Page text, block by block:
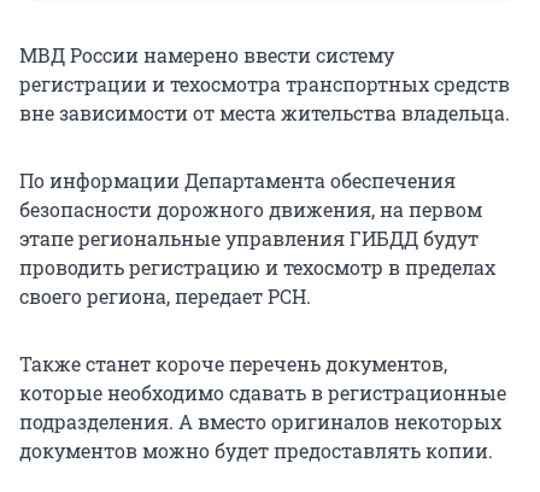
МВД России намерено ввести систему
регистрации и техосмотра транспортных средств
вне зависимости от места жительства владельца.
По информации Департамента обеспечения
безопасности дорожного движения, на первом
этапе региональные управления ГИБДД будут
проводить регистрацию и техосмотр в пределах
своего региона, передает РСН.
Также станет короче перечень документов,
которые необходимо сдавать в регистрационные
подразделения. А вместо оригиналов некоторых
документов можно будет предоставлять копии.